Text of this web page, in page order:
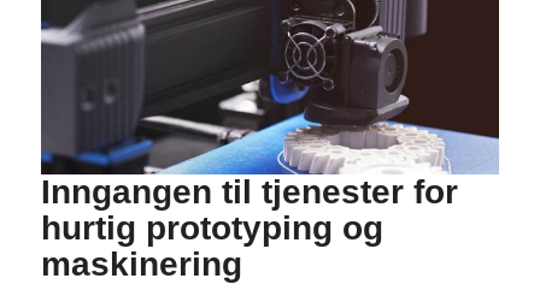
Inngangen til tjenester for
hurtig prototyping og
maskinering